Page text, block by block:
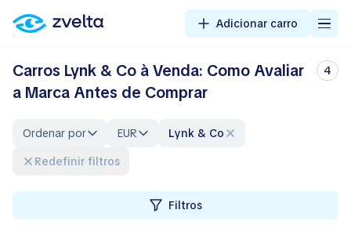
Adicionar carro
Carros Lynk & Co à Venda: Como Avaliar
a Marca Antes de Comprar
4
Ordenar por EUR
Lynk & Co
Redefinir filtros
Filtros